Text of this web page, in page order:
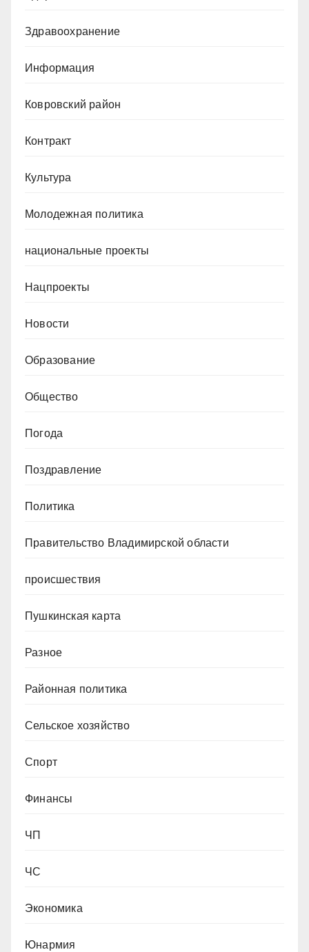
Здравоохранение
Информация
Ковровский район
Контракт
Культура
Молодежная политика
национальные проекты
Нацпроекты
Новости
Образование
Общество
Погода
Поздравление
Политика
Правительство Владимирской области
происшествия
Пушкинская карта
Разное
Районная политика
Сельское хозяйство
Спорт
Финансы
ЧП
ЧС
Экономика
Юнармия